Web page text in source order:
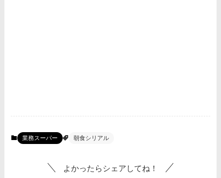
業務スーパー 朝食シリアル
よかったらシェアしてね！